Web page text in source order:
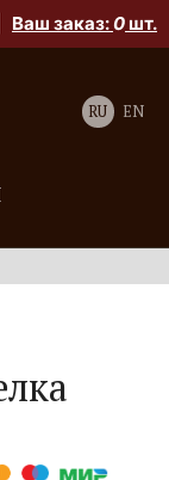
Ваш заказ:0шт.
RU EN